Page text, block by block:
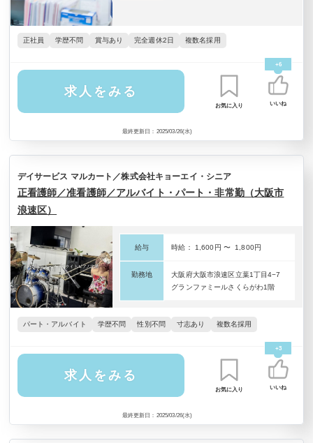
正社員 学歴不問 賞与あり 完全週休2日 複数名採用
最終更新日：2025/03/26(水)
求人をみる
お気に入り
+6
いいね
デイサービス マルカート／株式会社キョーエイ・シニア
正看護師／准看護師／アルバイト・パート・非常勤（大阪市
浪速区）
パート・アルバイト 学歴不問 性別不問 寸志あり 複数名採用
給与 時給： 1,600円 〜 1,800円
勤務地
大阪府大阪市浪速区立葉1丁目4−7
グランファミールさくらがわ1階
最終更新日：2025/03/26(水)
求人をみる
お気に入り
+3
いいね